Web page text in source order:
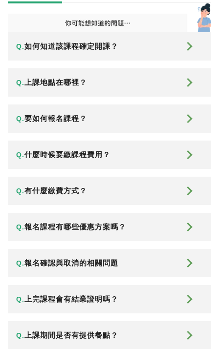
Q.如何知道該課程確定開課？
Q. 上課地點在哪裡？
Q.要如何報名課程？
Q.什麼時候要繳課程費用？
Q.有什麼繳費方式？
Q.報名課程有哪些優惠方案嗎？
Q.報名確認與取消的相關問題
Q. 上完課程會有結業證明嗎？
Q. 上課期間是否有提供餐點？